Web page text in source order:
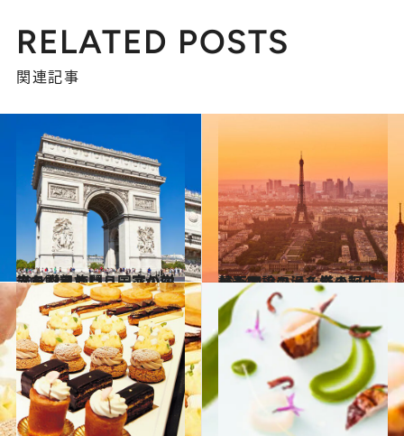
RELATED POSTS
関連記事
2014.2.8
フランスという国家の栄光を讃えるレリーフが刻まれた凱旋門
旅＆お出かけ 2014.2.7
賛否両論の渦を巻き起こしたエッフェル塔の誕生
旅＆お出かけ